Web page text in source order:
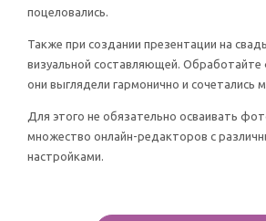
поцеловались.
Также при создании презентации на
визуальной составляющей.
они выглядели гармонично и сочетались
Для этого не обязательно осваивать
множество онлайн-редакторов с
настройками.